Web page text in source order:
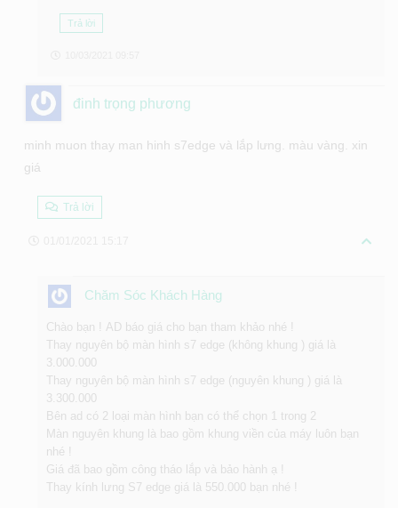
Trả lời
đinh trọng phương
minh muon thay man hinh s7edge và lắp lưng. màu vàng. xin
giá
Trả lời
Chăm Sóc Khách Hàng
Chào bạn ! AD báo giá cho bạn tham khảo nhé !
Thay nguyên bộ màn hình s7 edge (không khung ) giá là
3.000.000
Thay nguyên bộ màn hình s7 edge (nguyên khung ) giá là
3.300.000
Bên ad có 2 loại màn hình bạn có thể chọn 1 trong 2
Màn nguyên khung là bao gồm khung viền của máy luôn bạn
nhé !
Giá đã bao gồm công tháo lắp và bảo hành ạ !
Thay kính lưng S7 edge giá là 550.000 bạn nhé !